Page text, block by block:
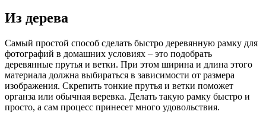
Из дерева
Самый простой способ сделать быстро деревянную рамку для
фотографий в домашних условиях – это подобрать
деревянные прутья и ветки. При этом ширина и длина этого
материала должна выбираться в зависимости от размера
изображения. Скрепить тонкие прутья и ветки поможет
органза или обычная веревка. Делать такую рамку быстро и
просто, а сам процесс принесет много удовольствия.